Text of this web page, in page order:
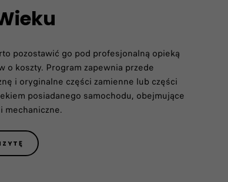
pozostawić go pod profesjonalną opieką
o koszty. Program zapewnia przede
i oryginalne części zamienne lub części
posiadanego samochodu, obejmujące
mechaniczne.